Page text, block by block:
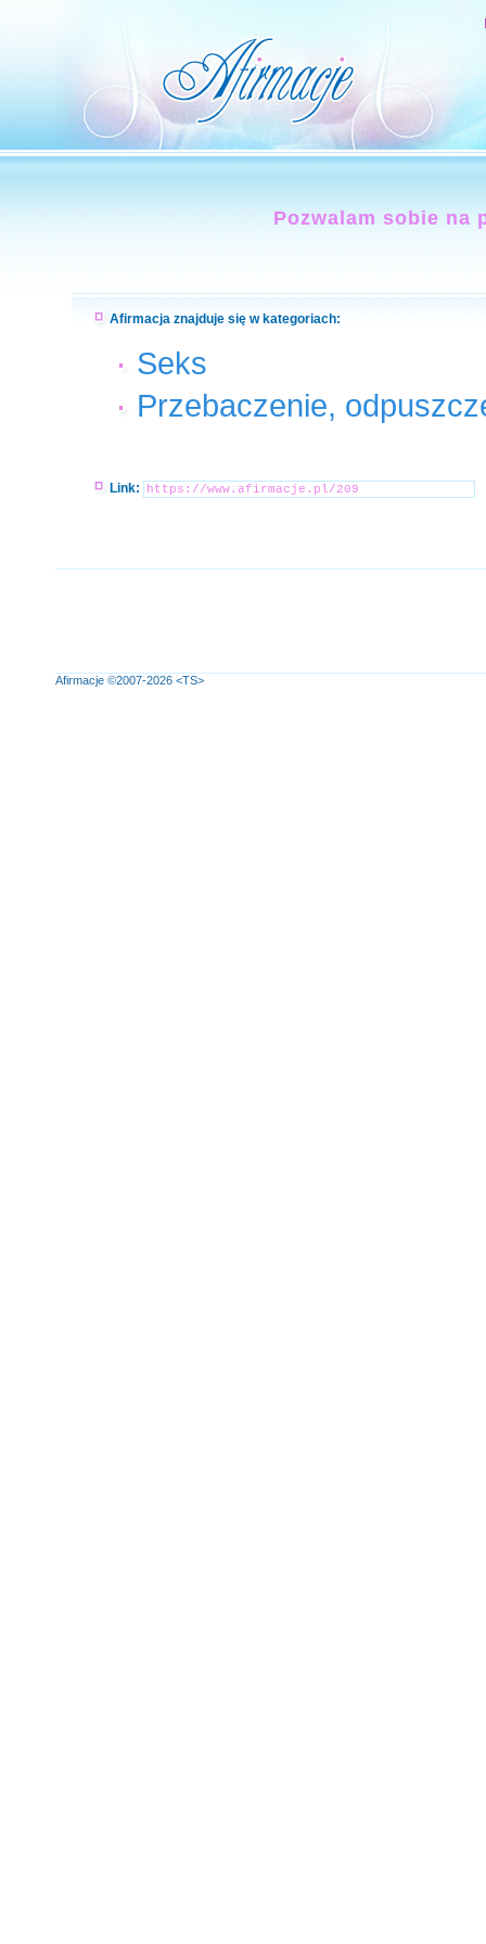
Pozwalam sobie na
Afirmacja znajduje się w kategoriach:
Seks
Przebaczenie,
Link:
Afirmacje ©2007-2026 <TS>